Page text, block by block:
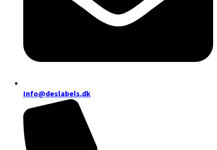
Info@deslabels.dk